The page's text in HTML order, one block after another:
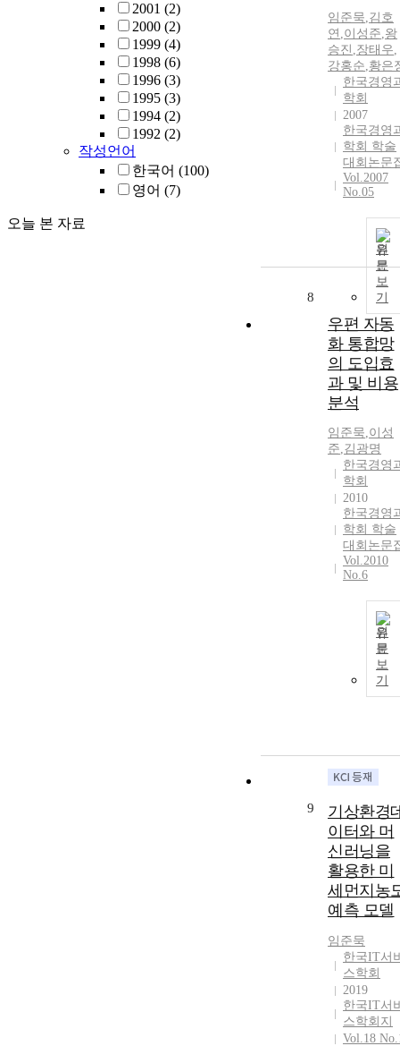
2001 (2)
2000 (2)
1999 (4)
1998 (6)
1996 (3)
1995 (3)
1994 (2)
1992 (2)
작성언어
한국어 (100)
영어 (7)
오늘 본 자료
임준묵,김호
연 ,이성준,왕
승진 ,장태우,
강홍순,황은
한국경영
학회
2007
한국경영
학회 학술
대회논문
Vol.2007
No.05
원
문
보
기
8
우편 자동
화 통합망
의 도입효
과 및 비용
분석
임준묵,이성
준,김광명
한국경영
학회
2010
한국경영
학회 학술
대회논문
Vol.2010
No.6
원
문
보
기
9
기상환경
이터와 머
신러닝을
활용한 미
세먼지농
예측 모델
임준묵
한국IT서
스학회
2019
한국IT서
스학회지
Vol.18